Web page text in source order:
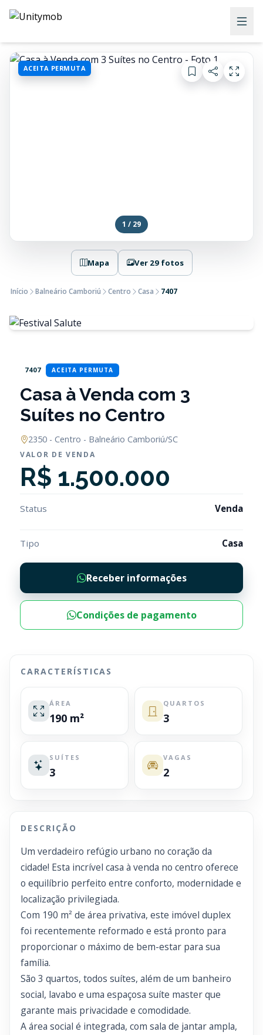
ACEITA PERMUTA
1 / 29
Mapa Ver 29 fotos
Início Balneário Camboriú Centro Casa 7407
7407 ACEITA PERMUTA
Casa à Venda com 3
Suítes no Centro
2350 - Centro - Balneário Camboriú/SC
VALOR DE VENDA
R$ 1.500.000
Status Venda
Tipo Casa
Receber informações
Condições de pagamento
CARACTERÍSTICAS
ÁREA
190 m²
QUARTOS
3
SUÍTES
3
VAGAS
2
DESCRIÇÃO
Um verdadeiro refúgio urbano no coração da
cidade! Esta incrível casa à venda no centro oferece
o equilíbrio perfeito entre conforto, modernidade e
localização privilegiada.
Com 190 m² de área privativa, este imóvel duplex
foi recentemente reformado e está pronto para
proporcionar o máximo de bem-estar para sua
família.
São 3 quartos, todos suítes, além de um banheiro
social, lavabo e uma espaçosa suíte master que
garante mais privacidade e comodidade.
A área social é integrada, com sala de jantar ampla,